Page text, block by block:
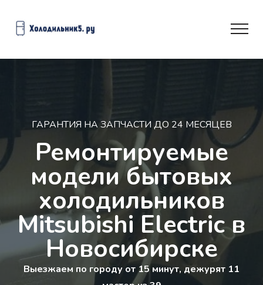
ГАРАНТИЯ НА ЗАПЧАСТИ ДО 24 МЕСЯЦЕВ
Ремонтируемые
модели бытовых
холодильников
Mitsubishi Electric в
Новосибирске
Выезжаем по городу от 15 минут, дежурят 11